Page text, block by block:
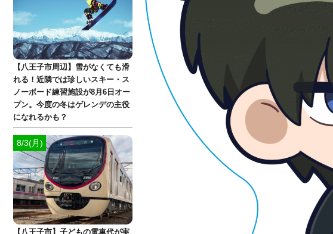
【八王子市周辺】雪がなくても滑
れる！近隣では珍しいスキー・ス
ノーボード練習施設が8月6日オー
プン。今度の冬はゲレンデの主役
になれるかも？
8/3(月)
【八王子市】子どもの電車代が実